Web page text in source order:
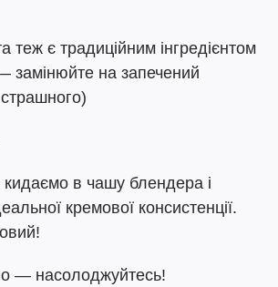
теж є традиційним інгредієнтом
замінюйте на запечений
кидаємо в чашу блендера і
кремової консистенції.
— насолоджуйтесь!